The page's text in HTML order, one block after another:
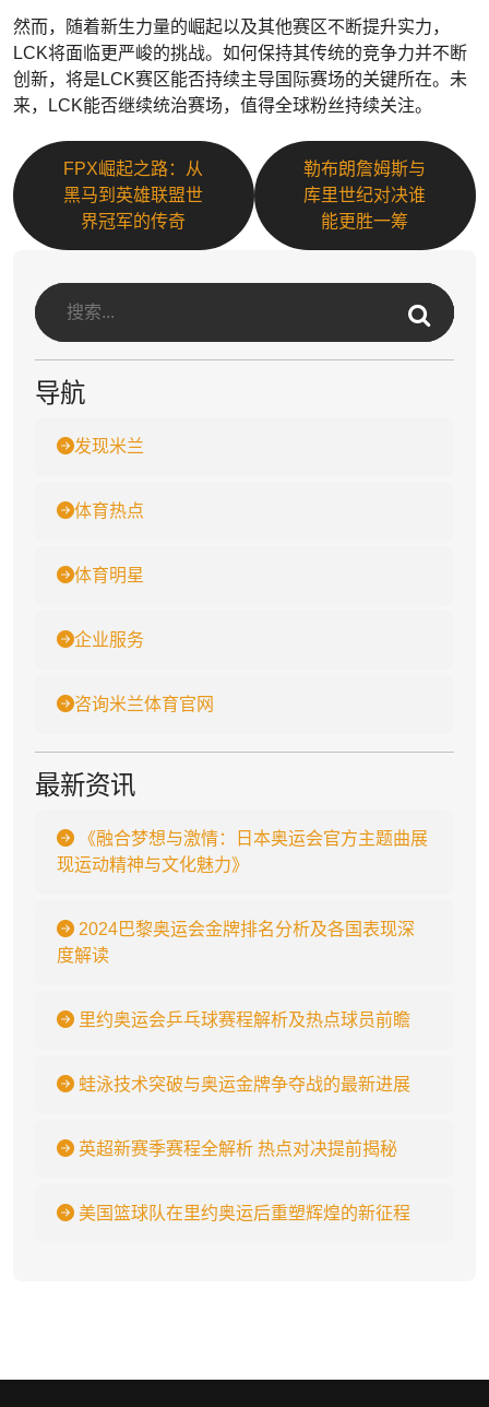
然而，随着新生力量的崛起以及其他赛区不断提升实力，
LCK将面临更严峻的挑战。如何保持其传统的竞争力并不断
创新，将是LCK赛区能否持续主导国际赛场的关键所在。未
来，LCK能否继续统治赛场，值得全球粉丝持续关注。
FPX崛起之路：从
黑马到英雄联盟世
界冠军的传奇
勒布朗詹姆斯与
库里世纪对决谁
能更胜一筹
导航
发现米兰
体育热点
体育明星
企业服务
咨询米兰体育官网
最新资讯
《融合梦想与激情：日本奥运会官方主题曲展
现运动精神与文化魅力》
2024巴黎奥运会金牌排名分析及各国表现深
度解读
里约奥运会乒乓球赛程解析及热点球员前瞻
蛙泳技术突破与奥运金牌争夺战的最新进展
英超新赛季赛程全解析 热点对决提前揭秘
美国篮球队在里约奥运后重塑辉煌的新征程